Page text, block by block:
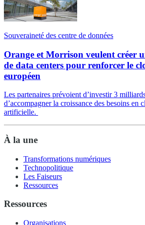
Souveraineté des centre de données
Orange et Morrison veulent créer
de data centers pour renforcer le
européen
Les partenaires prévoient d’investir 3
d’accompagner la croissance des besoins en
artificielle.
À la une
Transformations numériques
Technopolitique
Les Faiseurs
Ressources
Ressources
Organisations